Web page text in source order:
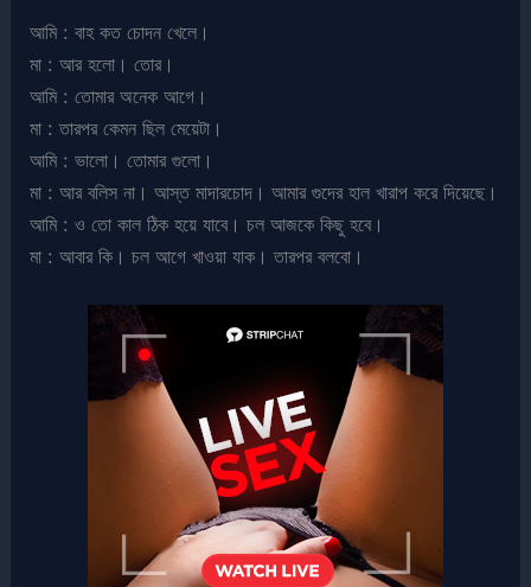
আমি : বাহ কত চোদন খেলে।
মা : আর হলো। তোর।
আমি : তোমার অনেক আগে।
মা : তারপর কেমন ছিল মেয়েটা।
আমি : ভালো। তোমার গুলো।
মা : আর বলিস না। আস্ত মাদারচোদ। আমার গুদের হাল খারাপ করে দিয়েছে।
আমি : ও তো কাল ঠিক হয়ে যাবে। চল আজকে কিছু হবে।
মা : আবার কি। চল আগে খাওয়া যাক। তারপর বলবো।